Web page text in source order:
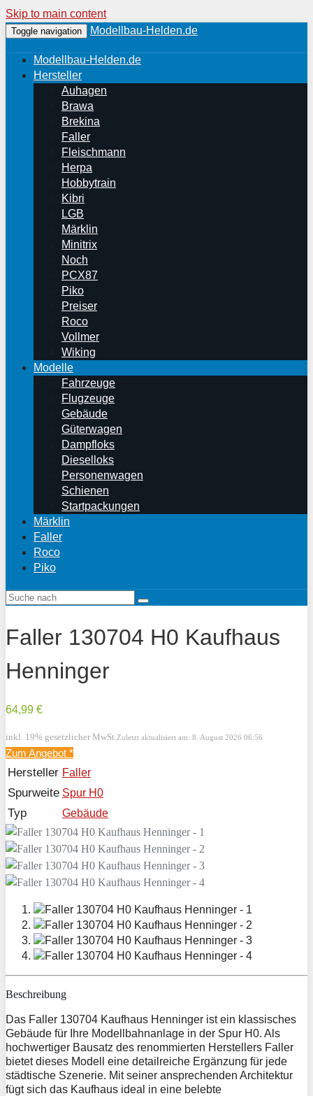
Skip to main content
Toggle navigation Modellbau-Helden.de
Modellbau-Helden.de
Hersteller
Auhagen
Brawa
Brekina
Faller
Fleischmann
Herpa
Hobbytrain
Kibri
LGB
Märklin
Minitrix
Noch
PCX87
Piko
Preiser
Roco
Vollmer
Wiking
Modelle
Fahrzeuge
Flugzeuge
Gebäude
Güterwagen
Dampfloks
Dieselloks
Personenwagen
Schienen
Startpackungen
Märklin
Faller
Roco
Piko
Faller 130704 H0 Kaufhaus
Henninger
64,99 €
inkl. 19% gesetzlicher MwSt. Zuletzt aktualisiert am: 8. August 2026 06:56
Zum Angebot *
Hersteller Faller
Spurweite Spur H0
Typ Gebäude
Beschreibung
Das Faller 130704 Kaufhaus Henninger ist ein klassisches
Gebäude für Ihre Modellbahnanlage in der Spur H0. Als
hochwertiger Bausatz des renommierten Herstellers Faller
bietet dieses Modell eine detailreiche Ergänzung für jede
städtische Szenerie. Mit seiner ansprechenden Architektur
fügt sich das Kaufhaus ideal in eine belebte